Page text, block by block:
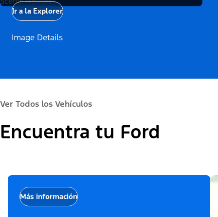
Ir a la Explorer
Image Details
Ver Todos los Vehículos
Encuentra tu Ford
Más información